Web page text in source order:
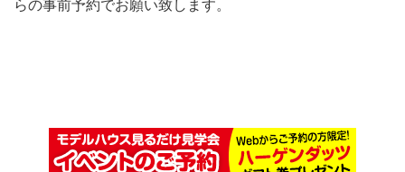
らの事前予約でお願い致します。